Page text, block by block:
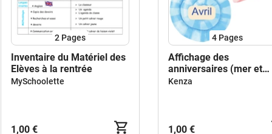
2 Pages
Inventaire du Matériel des
Elèves à la rentrée
MySchoolette
1,00 €
4 Pages
Affichage des
anniversaires (mer et
coquillages)
Kenza
1,00 €